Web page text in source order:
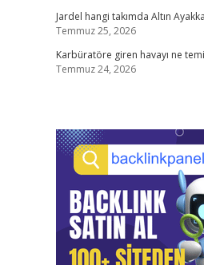
Jardel hangi takımda Altın
Temmuz 25, 2026
Karbüratöre giren havayı ne
Temmuz 24, 2026